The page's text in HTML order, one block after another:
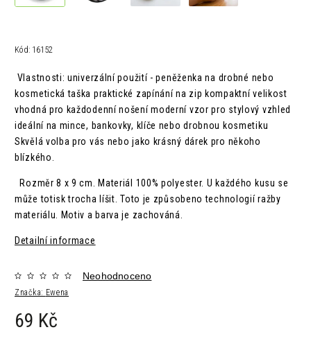
Kód: 16152
Vlastnosti: univerzální použití - peněženka na drobné nebo
kosmetická taška praktické zapínání na zip kompaktní velikost
vhodná pro každodenní nošení moderní vzor pro stylový vzhled
ideální na mince, bankovky, klíče nebo drobnou kosmetiku
Skvělá volba pro vás nebo jako krásný dárek pro někoho
blízkého.
Rozměr 8 x 9 cm. Materiál 100% polyester. U každého kusu se
může totisk trocha líšit. Toto je způsobeno technologií ražby
materiálu. Motiv a barva je zachováná.
Detailní informace
Značka: Ewena
Neohodnoceno
69 Kč